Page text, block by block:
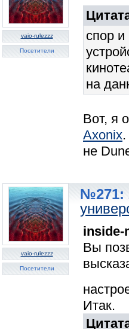
vaio-rulezzz
Посетители
спор и
на
Вот, я
Axonix
не
vaio-rulezzz
Посетители
№271:
inside-
Вы
Итак.